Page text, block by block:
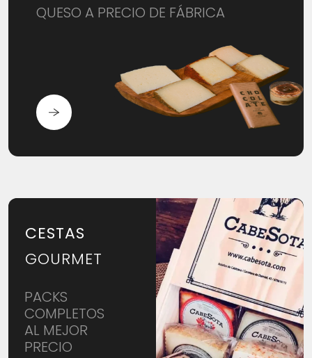
QUESO A PRECIO DE FÁBRICA
CESTAS
GOURMET
PACKS
COMPLETOS
AL MEJOR
PRECIO